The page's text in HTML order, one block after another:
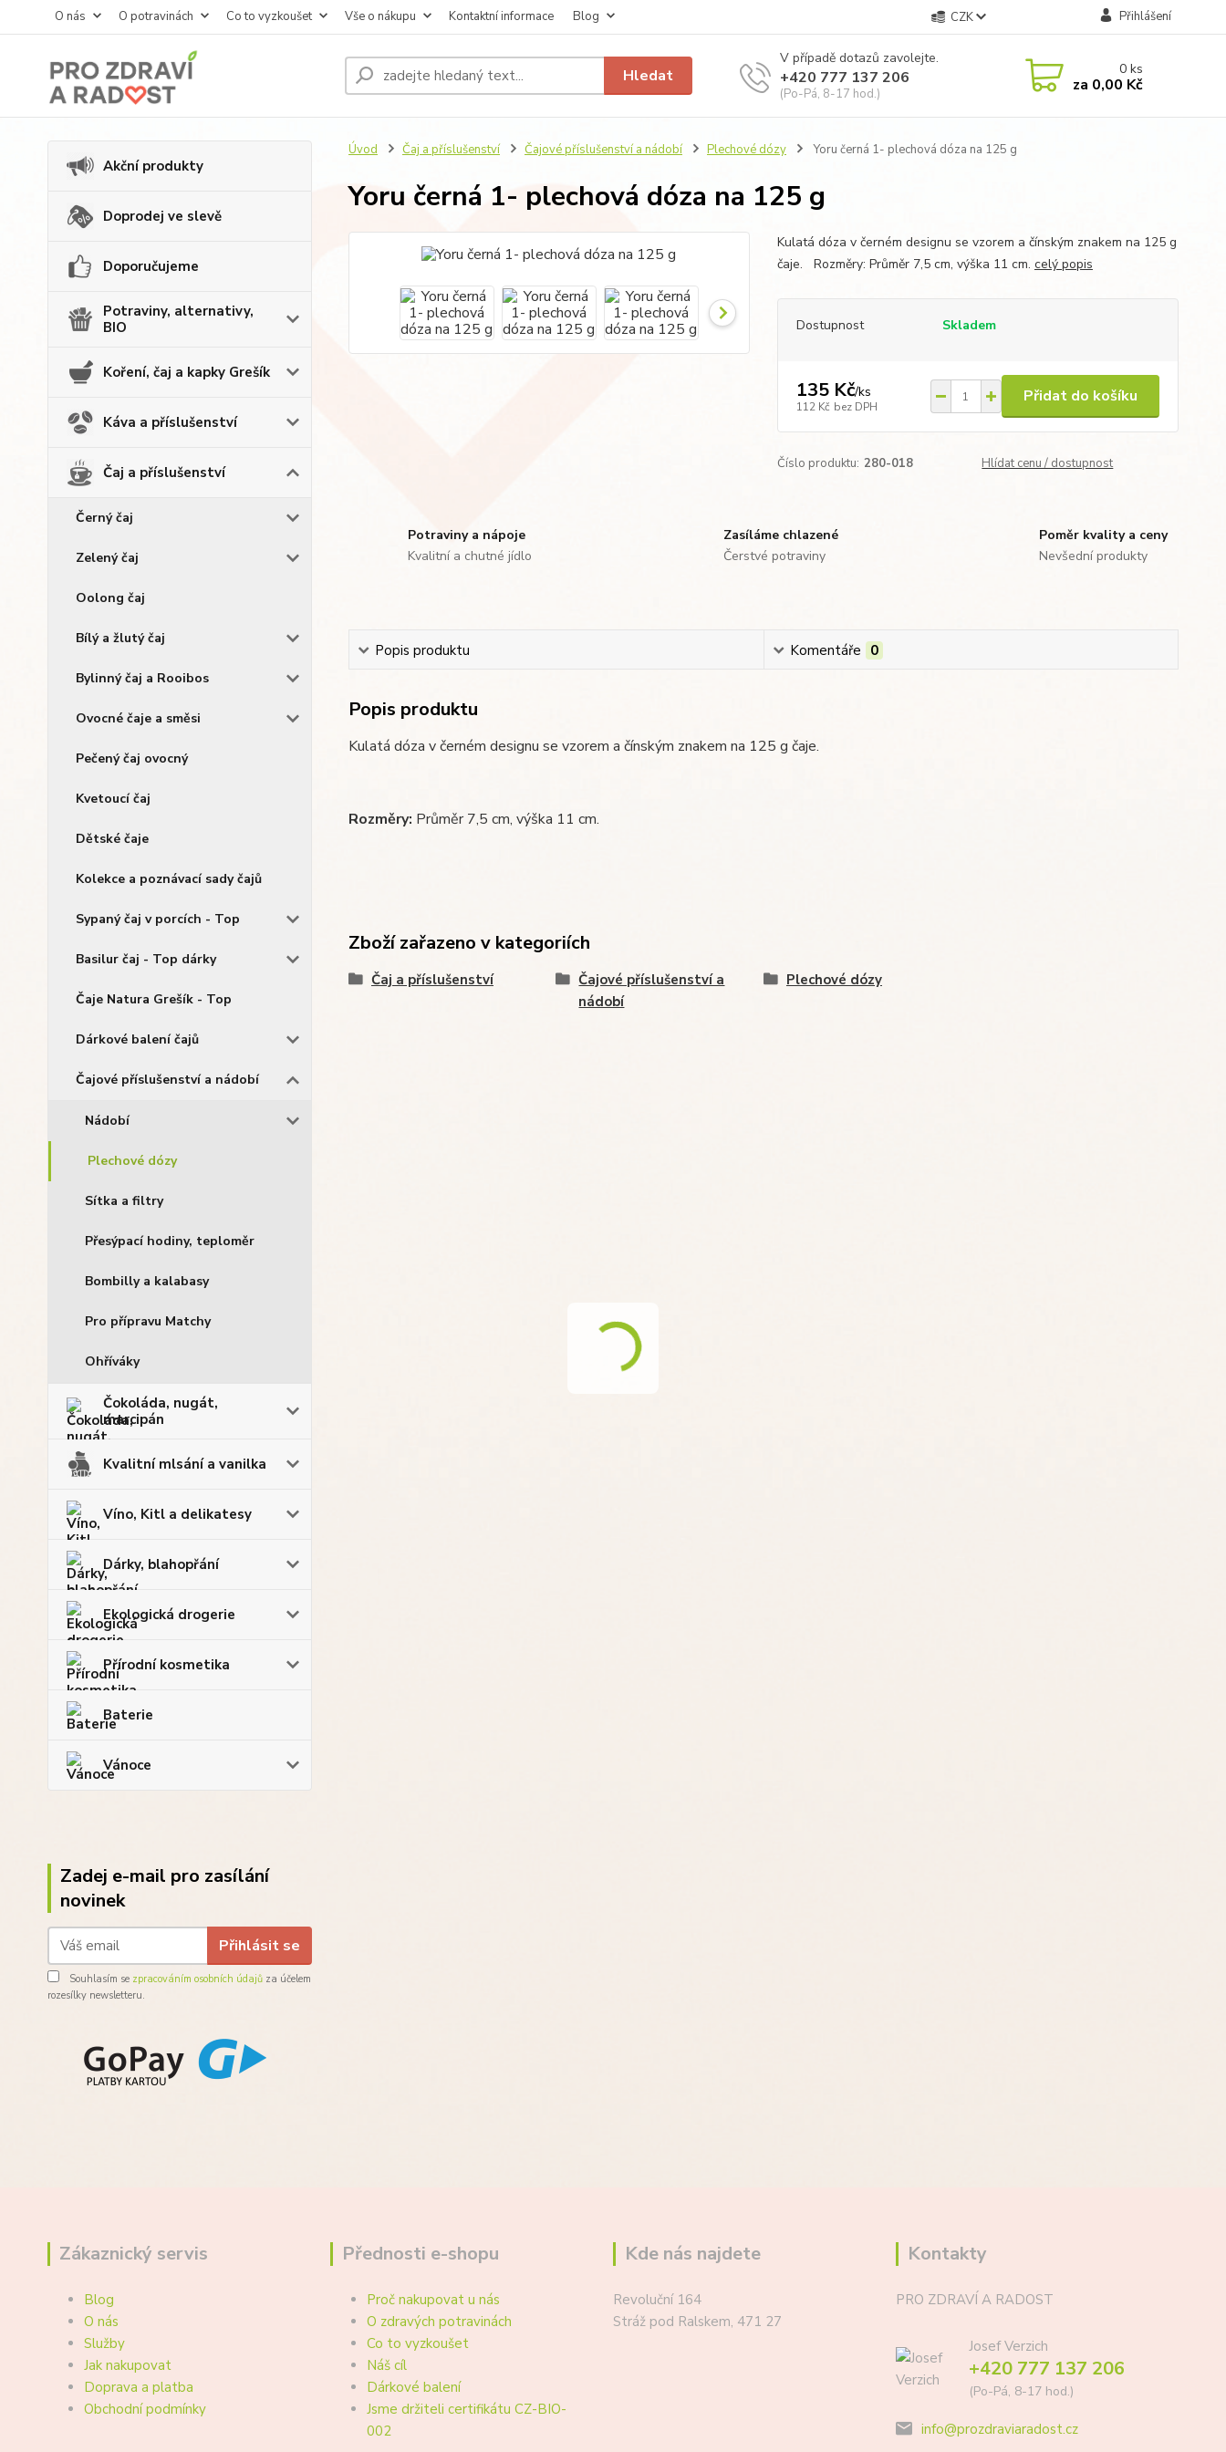
O nás O potravinách Co to vyzkoušet Vše o nákupu Kontaktní informace Blog CZK Přihlášení
Hledat
V případě dotazů zavolejte.
+420 777 137 206
(Po-Pá, 8-17 hod.)
0ks
za 0,00 Kč
Akční produkty
Doprodej ve slevě
Doporučujeme
Potraviny, alternativy,
BIO
Koření, čaj a kapky Grešík
Káva a příslušenství
Čaj a příslušenství
Černý čaj
Zelený čaj
Oolong čaj
Bílý a žlutý čaj
Bylinný čaj a Rooibos
Ovocné čaje a směsi
Pečený čaj ovocný
Kvetoucí čaj
Dětské čaje
Kolekce a poznávací sady čajů
Sypaný čaj v porcích - Top
Basilur čaj - Top dárky
Čaje Natura Grešík - Top
Dárkové balení čajů
Čajové příslušenství a nádobí
Nádobí
Plechové dózy
Sítka a filtry
Přesýpací hodiny, teploměr
Bombilly a kalabasy
Pro přípravu Matchy
Ohříváky
Čokoláda, nugát,
marcipán
Kvalitní mlsání a vanilka
Víno, Kitl a delikatesy
Dárky, blahopřání
Ekologická drogerie
Přírodní kosmetika
Baterie
Vánoce
Zadej e-mail pro zasílání
novinek
Přihlásit se
Souhlasím se zpracováním osobních údajů za účelem
rozesílky newsletteru.
Úvod Čaj a příslušenství Čajové příslušenství a nádobí Plechové dózy Yoru černá 1- plechová dóza na 125 g
Yoru černá 1- plechová dóza na 125 g
Kulatá dóza v černém designu se vzorem a čínským znakem na 125 g
čaje. Rozměry: Průměr 7,5 cm, výška 11 cm. celý popis
Dostupnost Skladem
135 Kč/ks
112 Kč bez DPH
Přidat do košíku
Číslo produktu: 280-018 Hlídat cenu / dostupnost
Potraviny a nápoje
Kvalitní a chutné jídlo
Zasíláme chlazené
Čerstvé potraviny
Poměr kvality a ceny
Nevšední produkty
Popis produktu Komentáře 0
Popis produktu
Kulatá dóza v černém designu se vzorem a čínským znakem na 125 g čaje.
Rozměry: Průměr 7,5 cm, výška 11 cm.
Zboží zařazeno v kategoriích
Čaj a příslušenství
Čajové příslušenství a
nádobí
Plechové dózy
Zákaznický servis
Blog
O nás
Služby
Jak nakupovat
Doprava a platba
Obchodní podmínky
Přednosti e-shopu
Proč nakupovat u nás
O zdravých potravinách
Co to vyzkoušet
Náš cíl
Dárkové balení
Jsme držiteli certifikátu CZ-BIO-
002
Kde nás najdete
Revoluční 164
Stráž pod Ralskem, 471 27
Kontakty
PRO ZDRAVÍ A RADOST
Josef Verzich
+420 777 137 206
(Po-Pá, 8-17 hod.)
info@prozdraviaradost.cz